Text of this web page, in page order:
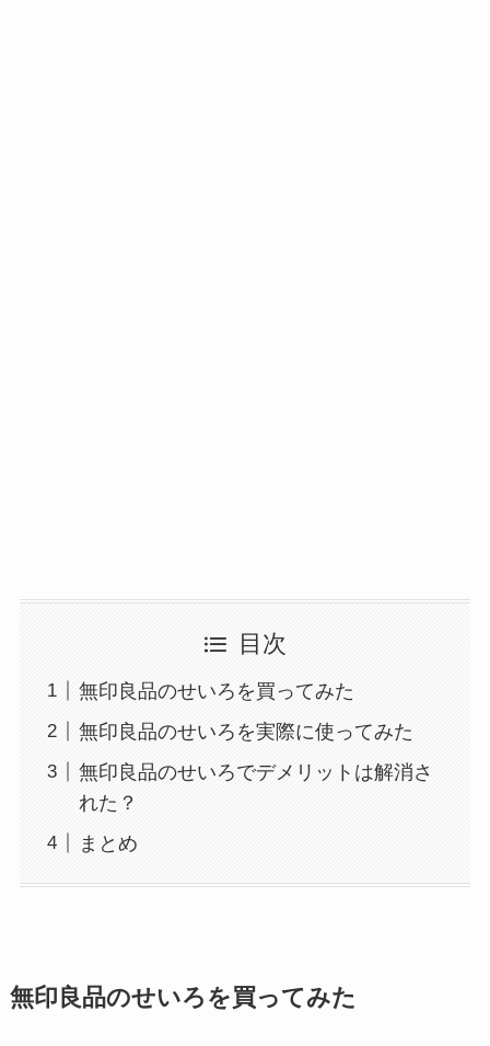
目次
無印良品のせいろを買ってみた
無印良品のせいろを実際に使ってみた
無印良品のせいろでデメリットは解消さ
れた？
まとめ
無印良品のせいろを買ってみた